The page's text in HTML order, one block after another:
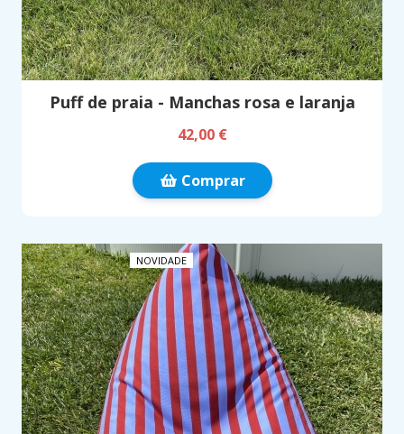
Puff de praia - Manchas rosa e laranja
42,00 €
Comprar
NOVIDADE